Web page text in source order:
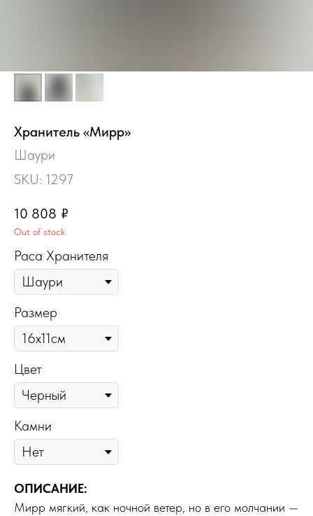
Хранитель «Мирр»
Шаури
SKU: 1297
10 808 ₽
Out of stock
Раса Хранителя
Размер
Цвет
Камни
ОПИСАНИЕ:
Мирр мягкий, как ночной ветер, но в его молчании —